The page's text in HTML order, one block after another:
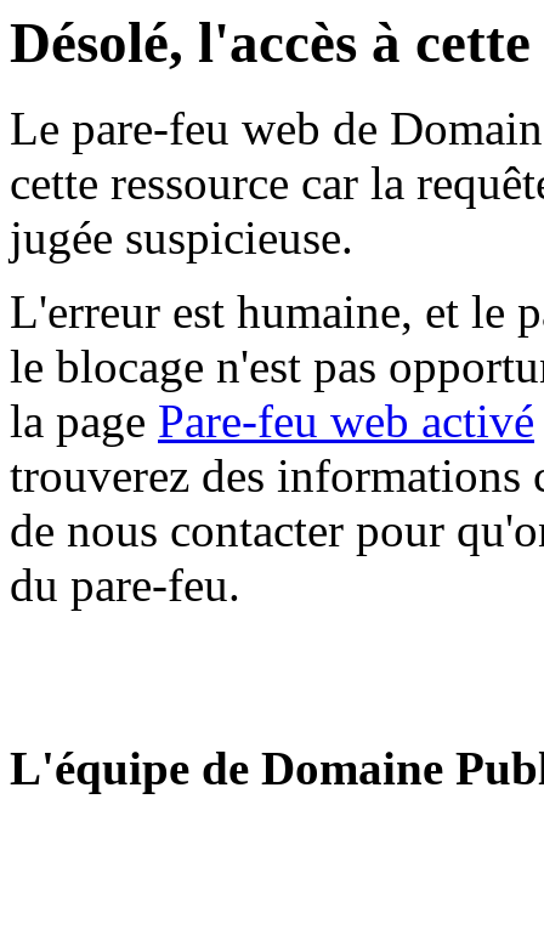
Désolé, l'accès à
Le pare-feu web de
cette ressource car la
jugée suspicieuse.
L'erreur est humaine, et le
le blocage n'est pas
la page Pare-feu web activé
trouverez des informations
de nous contacter pour
du pare-feu.
L'équipe de Domaine